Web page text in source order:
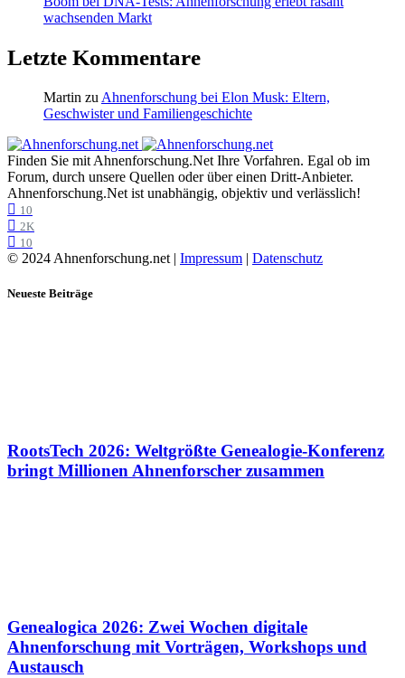
wachsenden Markt
Letzte Kommentare
Martin zu Ahnenforschung bei Elon Musk: Eltern,
Geschwister und Familiengeschichte
Finden Sie mit Ahnenforschung.Net Ihre Vorfahren. Egal ob im
Forum, durch unsere Quellen oder über einen Dritt-Anbieter.
Ahnenforschung.Net ist unabhängig, objektiv und verlässlich!
10
2K
10
© 2024 Ahnenforschung.net | Impressum | Datenschutz
Neueste Beiträge
RootsTech 2026: Weltgrößte Genealogie-Konferenz
bringt Millionen Ahnenforscher zusammen
Genealogica 2026: Zwei Wochen digitale
Ahnenforschung mit Vorträgen, Workshops und
Austausch